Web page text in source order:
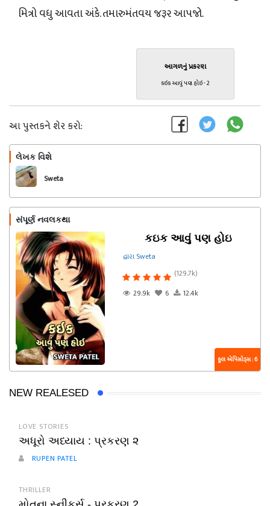
મિત્રો વધુ આવતા અંકે. તમારુમંતવય જરૂર આપજો.
આગળનું પ્રકરણ
કઇક આવું પણ હોઇ - 2
આ પુસ્તકને શેર કરો:
લેખક વિશે
Sweta
સંપૂર્ણ નવલકથા
કઇક આવું પણ હોઇ
દ્વારા Sweta
(129.7k)
29.9k
6 12.4k
કુલ એપિસોડ્સ : 6
NEW REALESED
LOVE STORIES
અધૂરો અધ્યાય : પ્રકરણ ૨
RUPEN PATEL
THRILLER